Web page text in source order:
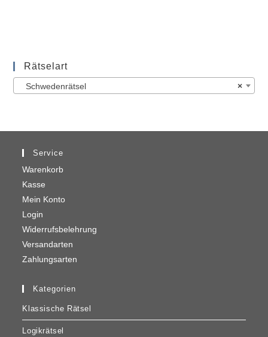
Rätselart
×
Schwedenrätsel
Service
Warenkorb
Kasse
Mein Konto
Login
Widerrufsbelehrung
Versandarten
Zahlungsarten
Kategorien
Klassische Rätsel
Logikrätsel